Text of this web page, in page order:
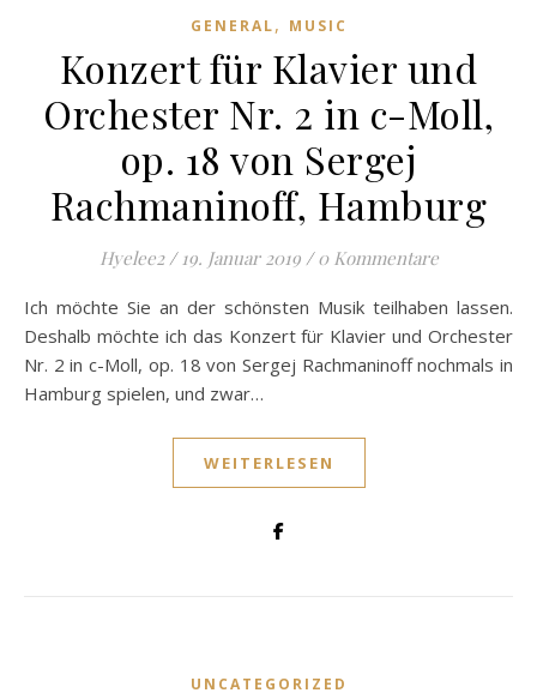
GENERAL, MUSIC
Konzert für Klavier und
Orchester Nr. 2 in c-Moll,
op. 18 von Sergej
Rachmaninoff, Hamburg
Hyelee2 / 19. Januar 2019 / 0 Kommentare
Ich möchte Sie an der schönsten Musik teilhaben lassen.
Deshalb möchte ich das Konzert für Klavier und Orchester
Nr. 2 in c-Moll, op. 18 von Sergej Rachmaninoff nochmals in
Hamburg spielen, und zwar…
WEITERLESEN
UNCATEGORIZED